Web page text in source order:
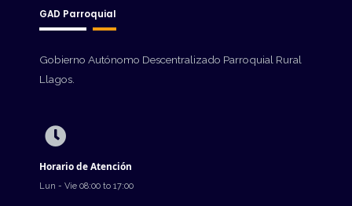
GAD Parroquial
Gobierno Autónomo Descentralizado Parroquial Rural
Llagos.
Horario de Atención
Lun - Vie 08:00 to 17:00